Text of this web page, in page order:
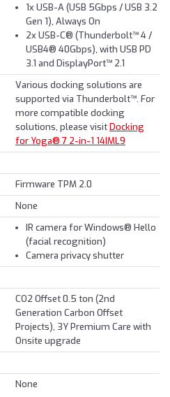
1x USB-A (USB 5Gbps / USB 3.2
Gen 1), Always On
2x USB-C® (Thunderbolt™ 4 /
USB4® 40Gbps), with USB PD
3.1 and DisplayPort™ 2.1
Various docking solutions are
supported via Thunderbolt™. For
more compatible docking
solutions, please visitDocking
for Yoga® 7 2-in-1 14IML9
Firmware TPM 2.0
None
IR camera for Windows® Hello
(facial recognition)
Camera privacy shutter
CO2 Offset 0.5 ton (2nd
Generation Carbon Offset
Projects), 3Y Premium Care with
Onsite upgrade
None